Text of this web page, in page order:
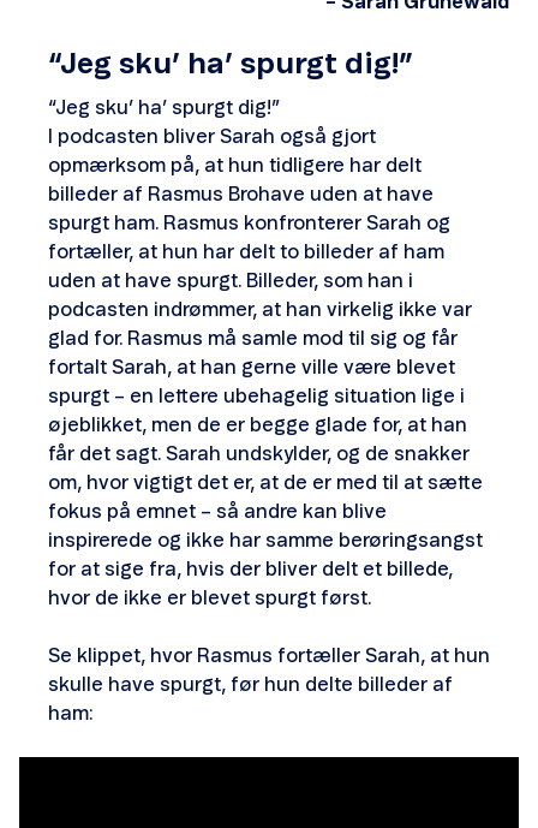
“Jeg sku’ ha’ spurgt dig!”
“Jeg sku’ ha’ spurgt dig!”
I podcasten bliver Sarah også gjort
opmærksom på, at hun tidligere har delt
billeder af Rasmus Brohave uden at have
spurgt ham. Rasmus konfronterer Sarah og
fortæller, at hun har delt to billeder af ham
uden at have spurgt. Billeder, som han i
podcasten indrømmer, at han virkelig ikke var
glad for. Rasmus må samle mod til sig og får
fortalt Sarah, at han gerne ville være blevet
spurgt – en lettere ubehagelig situation lige i
øjeblikket, men de er begge glade for, at han
får det sagt. Sarah undskylder, og de snakker
om, hvor vigtigt det er, at de er med til at sætte
fokus på emnet – så andre kan blive
inspirerede og ikke har samme berøringsangst
for at sige fra, hvis der bliver delt et billede,
hvor de ikke er blevet spurgt først.
Se klippet, hvor Rasmus fortæller Sarah, at hun
skulle have spurgt, før hun delte billeder af
ham: